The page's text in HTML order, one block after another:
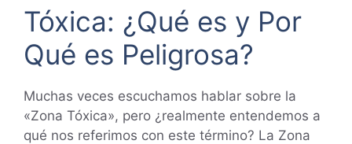
Tóxica: ¿Qué es y Por
Qué es Peligrosa?
Muchas veces escuchamos hablar sobre la
«Zona Tóxica», pero ¿realmente entendemos a
qué nos referimos con este término? La Zona